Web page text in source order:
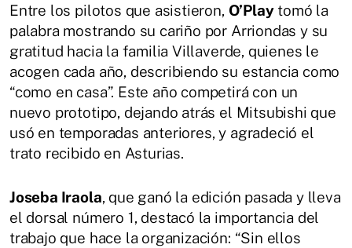
Entre los pilotos que asistieron, O’Playtomó la
palabra mostrando su cariño por Arriondas y su
gratitud hacia la familia Villaverde, quienes le
acogen cada año, describiendo su estancia como
“como en casa”. Este año competirá con un
nuevo prototipo, dejando atrás el Mitsubishi que
usó en temporadas anteriores, y agradeció el
trato recibido en Asturias.
Joseba Iraola, que ganó la edición pasada y lleva
el dorsal número 1, destacó la importancia del
trabajo que hace la organización: “Sin ellos